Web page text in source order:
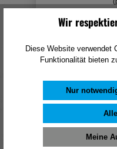
In
Wir
Diese Website verwendet
Funktionalität bieten
Nur
Meine